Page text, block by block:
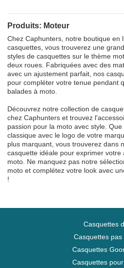
Produits: Moteur
Chez Caphunters, notre boutique en
casquettes, vous trouverez une
styles de casquettes sur le thème
deux roues. Fabriquées avec des
avec un ajustement parfait, nos
pour compléter votre tenue pendant
balades à moto.
Découvrez notre collection de
chez Caphunters et trouvez
passion pour la moto avec style.
classique avec le logo de votre
plus marquant, vous trouverez dans
casquette idéale pour exprimer
moto. Ne manquez pas notre
moto et complétez votre look avec
!
Casquettes
Casquettes pas
Casquettes
Casquettes